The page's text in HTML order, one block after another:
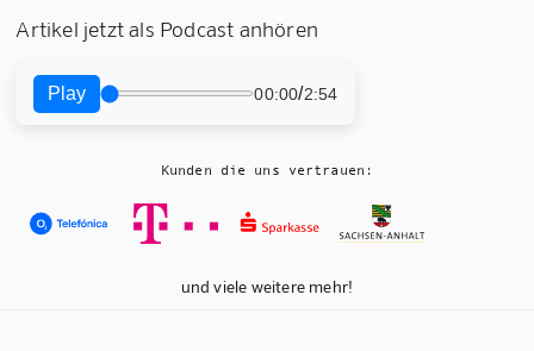
Artikel jetzt als Podcast anhören
Play 00:00/2:54
Kunden die uns vertrauen:
und viele weitere mehr!